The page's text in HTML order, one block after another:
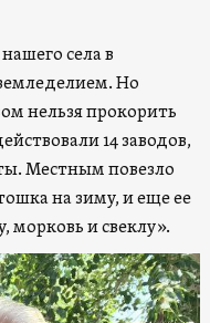
села в
Но
нельзя прокорить
14 заводов,
Местным повезло
на зиму, и еще ее
морковь и свеклу».